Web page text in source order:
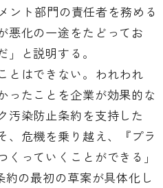
ント部門の責任者を務める
悪化の一途をたどってお
と説明する。
とはできない。われわれ
ったことを企業が効果的な
汚染防止条約を支持した
、危機を乗り越え、『プラ
っていくことができる」
の最初の草案が具体化し